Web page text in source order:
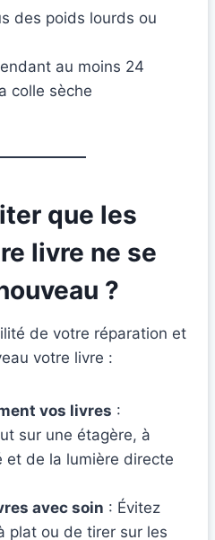
des poids lourds ou
au moins 24
colle sèche
que les
livre ne se
?
de votre réparation et
votre livre :
vos livres :
sur une étagère, à
et de la lumière directe
avec soin : Évitez
plat ou de tirer sur les